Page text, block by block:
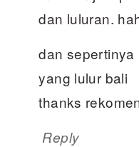
dan luluran.
dan
yang lulur bali
thanks
Reply